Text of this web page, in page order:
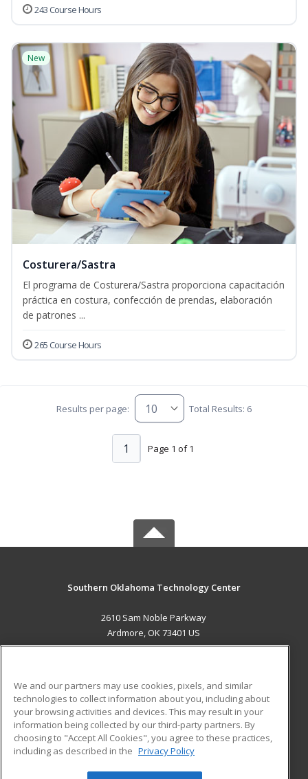
243 Course Hours
New
Costurera/Sastra
El programa de Costurera/Sastra proporciona capacitación
práctica en costura, confección de prendas, elaboración
de patrones ...
265 Course Hours
Results per page: Total Results: 6
Page 1 of 1
1
Southern Oklahoma Technology Center
2610 Sam Noble Parkway
Ardmore, OK 73401 US
ADDITIONAL RESOURCES
Military
Financial Assistance
Help
Student Blog
We and our partners may use cookies, pixels, and similar
technologies to collect information about you, including about
your browsing activities and devices. This may result in your
information being collected by our third-party partners. By
choosing to "Accept All Cookies", you agree to these practices,
including as described in the Privacy Policy